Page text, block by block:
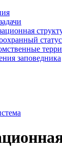
статус
заповедника